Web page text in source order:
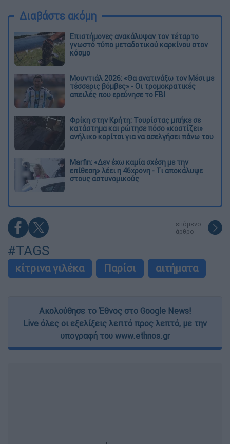
Διαβάστε ακόμη
Επιστήμονες ανακάλυψαν τον τέταρτο
γνωστό τύπο μεταδοτικού καρκίνου στον
κόσμο
Μουντιάλ 2026: «Θα ανατινάξω τον Μέσι με
τέσσερις βόμβες» - Οι τρομοκρατικές
απειλές που ερεύνησε το FBI
Φρίκη στην Κρήτη: Τουρίστας μπήκε σε
κατάστημα και ρώτησε πόσο «κοστίζει»
ανήλικο κορίτσι για να ασελγήσει πάνω του
Marfin: «Δεν έχω καμία σχέση με την
επίθεση» λέει η 46χρονη - Τι αποκάλυψε
στους αστυνομικούς
επόμενο
άρθρο
#TAGS
κίτρινα γιλέκα Παρίσι αιτήματα
Ακολούθησε το Έθνος στο Google News!
Live όλες οι εξελίξεις λεπτό προς λεπτό, με την
υπογραφή του www.ethnos.gr